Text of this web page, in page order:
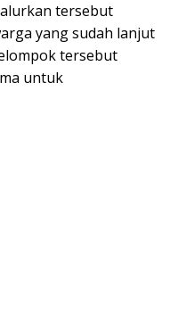
tersebut
yang sudah lanjut
tersebut
untuk